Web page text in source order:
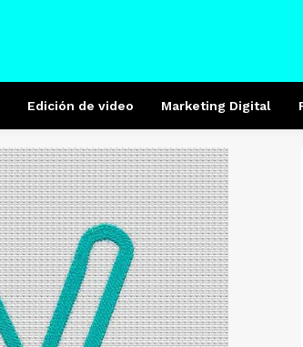
Edición de video Marketing Digital